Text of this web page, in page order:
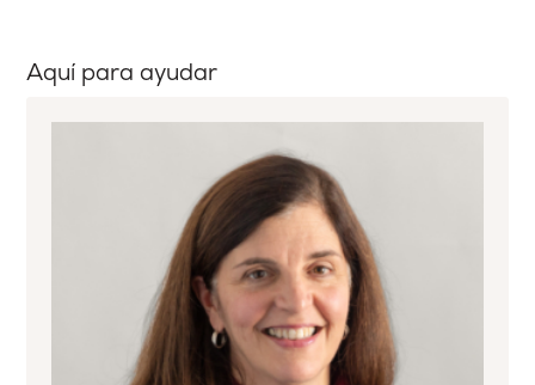
Aquí para ayudar